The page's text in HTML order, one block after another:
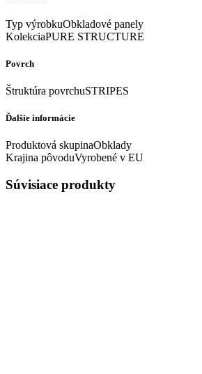
Typ výrobkuObkladové panely
KolekciaPURE STRUCTURE
Povrch
Štruktúra povrchuSTRIPES
Ďalšie informácie
Produktová skupinaObklady
Krajina pôvoduVyrobené v EU
Súvisiace produkty